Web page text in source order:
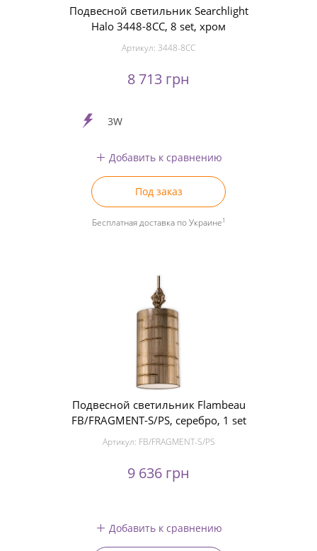
Подвесной светильник Searchlight
Halo 3448-8CC, 8 set, хром
Артикул: 3448-8CC
8 713 грн
3W
Добавить к сравнению
Под заказ
Бесплатная доставка по Украине1
Подвесной светильник Flambeau
FB/FRAGMENT-S/PS, серебро, 1 set
Артикул: FB/FRAGMENT-S/PS
9 636 грн
Добавить к сравнению